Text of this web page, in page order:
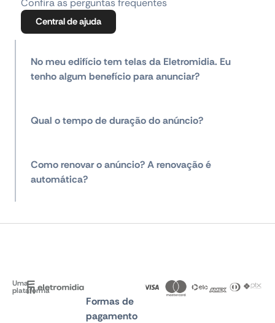
Central de ajuda
No meu edifício tem telas da Eletromidia. Eu
tenho algum benefício para anunciar?
Qual o tempo de duração do anúncio?
Como renovar o anúncio? A renovação é
automática?
Uma
plataforma
Formas de
pagamento